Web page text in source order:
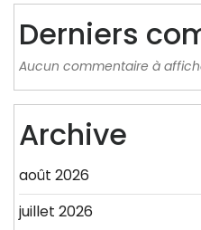
Derniers
Aucun commentaire à
Archive
août 2026
juillet 2026